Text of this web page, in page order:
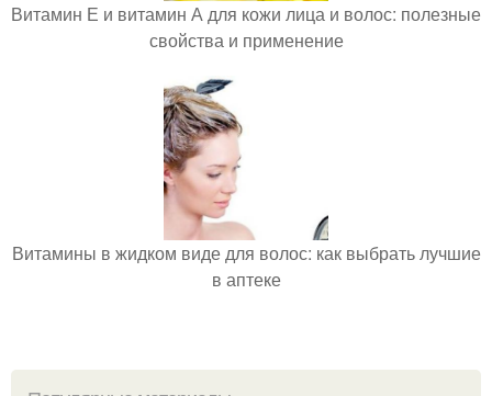
Витамин Е и витамин А для кожи лица и волос: полезные
свойства и применение
Витамины в жидком виде для волос: как выбрать лучшие
в аптеке